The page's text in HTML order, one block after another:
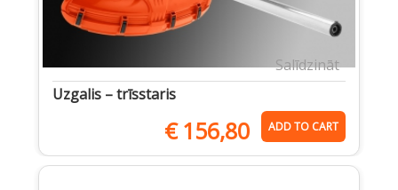
Salīdzināt
Uzgalis – trīsstaris
€156,80 ADD TO CART